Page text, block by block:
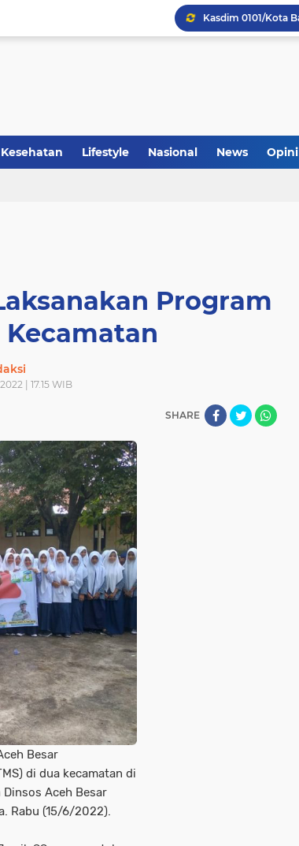
Kesehatan Lifestyle Nasional News Opini
Program
Kecamatan
| 17.15 WIB
SHARE
Besar
di dua kecamatan di
Aceh Besar
Rabu (15/6/2022).